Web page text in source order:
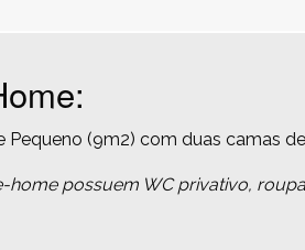
Pequeno (9m2) com duas camas
home possuem WC privativo,